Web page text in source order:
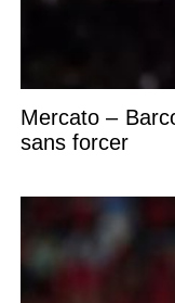
Mercato –
sans forcer